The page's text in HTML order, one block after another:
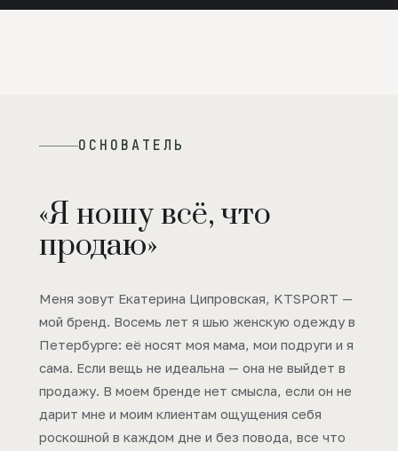
ОСНОВАТЕЛЬ
«Я ношу всё, что
продаю»
Меня зовут Екатерина Ципровская, KTSPORT —
мой бренд. Восемь лет я шью женскую одежду в
Петербурге: её носят моя мама, мои подруги и я
сама. Если вещь не идеальна — она не выйдет в
продажу. В моем бренде нет смысла, если он не
дарит мне и моим клиентам ощущения себя
роскошной в каждом дне и без повода, все что